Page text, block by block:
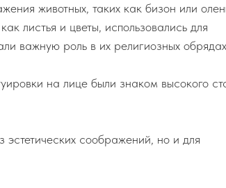
животных, таких как бизон или
листья и цветы, использовались для
важную роль в их религиозных обрядах.
на лице были знаком высокого
соображений, но и для